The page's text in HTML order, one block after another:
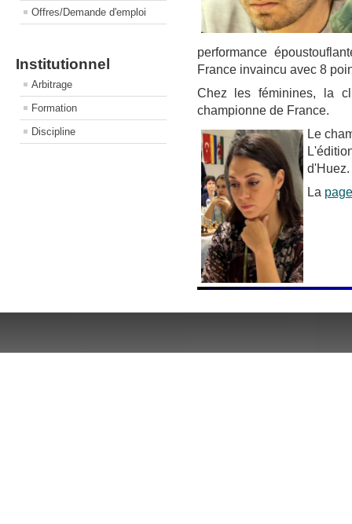
Offres/Demande d'emploi
Institutionnel
Arbitrage
Formation
Discipline
performance
France invaincu avec 8
Chez les féminines, la
championne de France.
Le
d'Huez.
La page